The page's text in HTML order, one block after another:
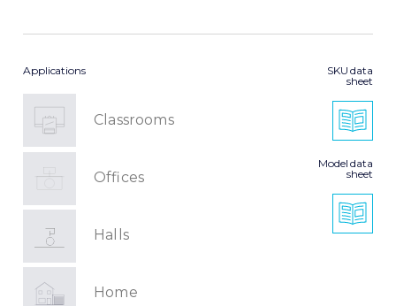
Applications
Classrooms
Offices
Halls
Home
SKU data
sheet
Model data
sheet